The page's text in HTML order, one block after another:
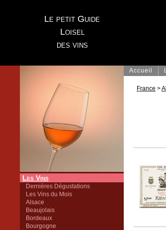
Le petit Guide
Loisel
des vins
Les Vins
Dernières Dégustations
Les Vins du Mois
Alsace
Beaujolais
Bordeaux
Bourgogne
Accueil
France >